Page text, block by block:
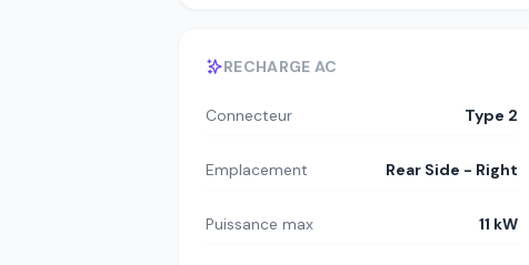
RECHARGE AC
Connecteur Type 2
Emplacement Rear Side - Right
Puissance max 11 kW